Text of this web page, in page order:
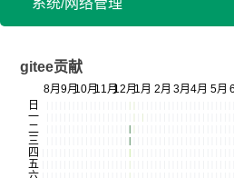
系统/网络管理
gitee贡献